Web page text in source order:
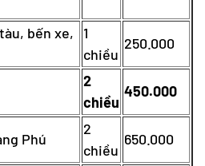
bến xe,
1
chiều
250.000
2
chiều
450.000
Phú
2
chiều
650.000